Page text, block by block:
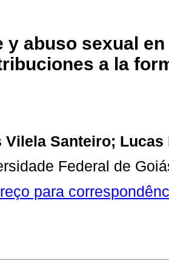
y abuso sexual
a la
Vilela Santeiro; Lucas
Federal de
para